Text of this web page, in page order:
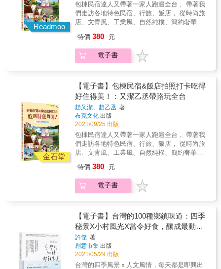
Readmoo
包棟民宿達人又帶著一家人跑遍全台， 帶著我
們走訪各地特色民宿、行旅、飯店， 從時尚旅
店、文青風、工業風、自然純樸、簡約奢華、
&hellip;&hellip;， 台灣的好山好水，讓我們的
玩法可以非常的多樣， 甚至連彩色貨屋、豪華
露營車、輕鬆入住的頂級露營區，到閩式古厝
門，應有盡有，光是紙上旅行都教人心動不
已， 而且還貼心的推薦當地特色美食、景點，
每個地方都值得好好拍照、慢活享受， 真是住
得開心，吃得湃澎又美味，讓人留連忘返， 可
以與家人、朋友帶回滿滿的旅行回憶。
特價 380 元
電子書
金石堂
【電子書】包棟民宿&飯店拍照打卡吃得
好住得美！：又潔乙丞帶路玩全台
趙又潔、趙乙丞 著
布克文化 出版
2021/09/25 出版
包棟民宿達人又帶著一家人跑遍全台， 帶著我
們走訪各地特色民宿、行旅、飯店， 從時尚旅
店、文青風、工業風、自然純樸、簡約奢華、
&hellip;&hellip;， 台灣的好山好水，讓我們的
玩法可以非常的多樣， 甚至連彩色貨屋、豪華
露營車、輕鬆入住的頂級露營區，到閩式古厝
門，應有盡有，光是紙上旅行都教人心動不
已， 而且還貼心的推薦當地特色美食、景點，
每個地方都值得好好拍照、慢活享受， 真是住
得開心，吃得湃澎又美味，讓人留連忘返， 可
以與家人、朋友帶回滿滿的旅行回憶。
特價 380 元
電子書
【電子書】台灣的100種鄉鎮味道：四季
秘景X小村風光X當令好食，釀成最動人
的在地真情味
許傑 著
創意市集 出版
2021/05/29 出版
台灣的四季風景ｘ人文風情，每天都是即興出